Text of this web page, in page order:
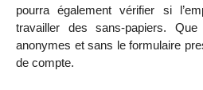
pourra également vérifier si
travailler des sans-papiers.
anonymes et sans le formulaire
de compte.